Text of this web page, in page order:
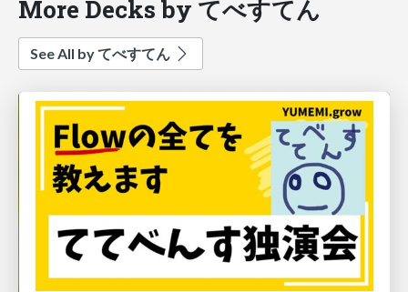
More Decks by てべすてん
See All by てべすてん